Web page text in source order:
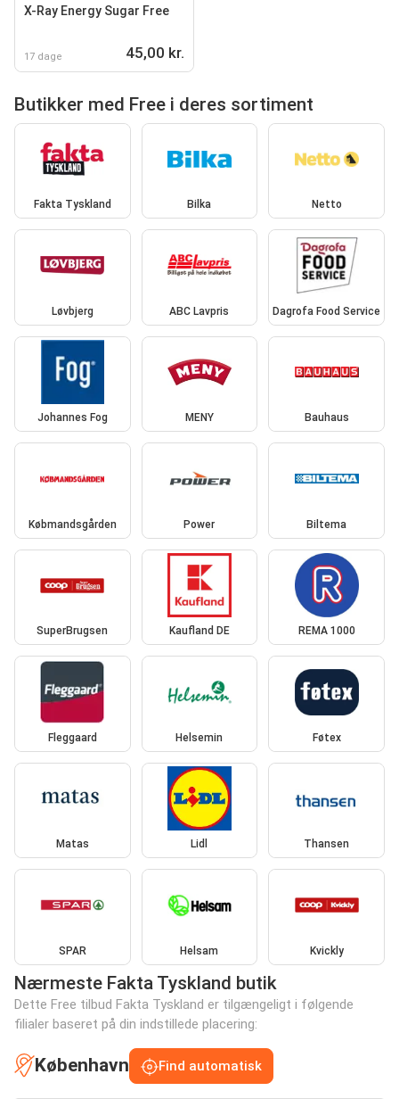
X-Ray Energy Sugar Free
17 dage 45,00 kr.
Butikker med Free i deres sortiment
Fakta Tyskland Bilka Netto
Løvbjerg ABC Lavpris Dagrofa Food Service
Johannes Fog MENY Bauhaus
Købmandsgården Power Biltema
SuperBrugsen Kaufland DE REMA 1000
Fleggaard Helsemin Føtex
Matas Lidl Thansen
SPAR Helsam Kvickly
Nærmeste Fakta Tyskland butik
Dette Free tilbud Fakta Tyskland er tilgængeligt i følgende
filialer baseret på din indstillede placering:
København Find automatisk